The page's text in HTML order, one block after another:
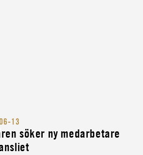
13
söker ny medarbetare